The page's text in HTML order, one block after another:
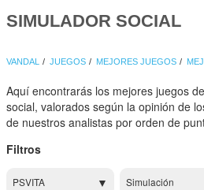
SIMULADOR SOCIAL
VANDAL JUEGOS MEJORES JUEGOS
Aquí encontrarás los mejores juegos
social, valorados según la opinión de
de nuestros analistas por orden de
Filtros
PSVITA Simulación